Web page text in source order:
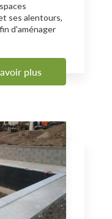
ses alentours,
d'aménager
plus